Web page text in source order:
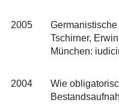
2005
Tschirner,
München:
2004
Wie